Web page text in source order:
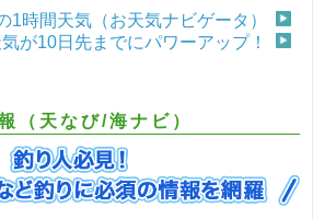
1時間天気（お天気ナビゲータ）
が10日先までにパワーアップ！
（天なび/海ナビ）